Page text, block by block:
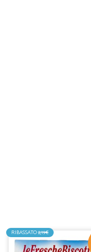
RIBASSATO2,19€